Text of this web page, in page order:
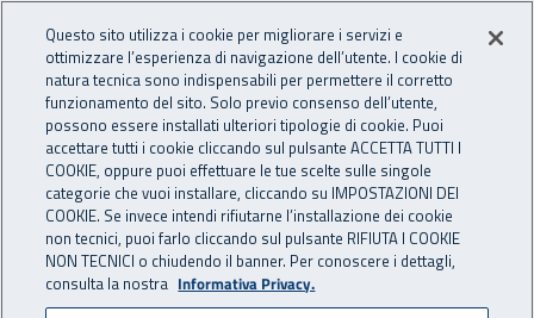
INAIL - Istituto Nazionale
Apri cerca
Navigazione principale
Navigazione - Ti trovi in:
Home Inail comunica News
05 giugno 2020
Questo sito utilizza i cookie per migliorare i servizi e
ottimizzare l’esperienza di navigazione dell’utente. I cookie di
natura tecnica sono indispensabili per permettere il corretto
funzionamento del sito. Solo previo consenso dell’utente,
possono essere installati ulteriori tipologie di cookie. Puoi
accettare tutti i cookie cliccando sul pulsante ACCETTA TUTTI I
COOKIE, oppure puoi effettuare le tue scelte sulle singole
categorie che vuoi installare, cliccando su IMPOSTAZIONI DEI
COOKIE. Se invece intendi rifiutarne l’installazione dei cookie
non tecnici, puoi farlo cliccando sul pulsante RIFIUTA I COOKIE
NON TECNICI o chiudendo il banner. Per conoscere i dettagli,
consulta la nostra Informativa Privacy.